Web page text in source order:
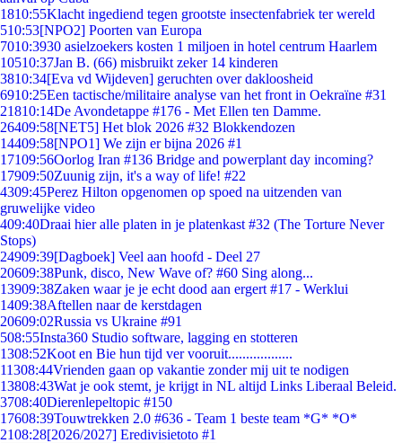
1810:55Klacht ingediend tegen grootste insectenfabriek ter wereld
510:53[NPO2] Poorten van Europa
7010:3930 asielzoekers kosten 1 miljoen in hotel centrum Haarlem
10510:37Jan B. (66) misbruikt zeker 14 kinderen
3810:34[Eva vd Wijdeven] geruchten over dakloosheid
6910:25Een tactische/militaire analyse van het front in Oekraïne #31
21810:14De Avondetappe #176 - Met Ellen ten Damme.
26409:58[NET5] Het blok 2026 #32 Blokkendozen
14409:58[NPO1] We zijn er bijna 2026 #1
17109:56Oorlog Iran #136 Bridge and powerplant day incoming?
17909:50Zuunig zijn, it's a way of life! #22
4309:45Perez Hilton opgenomen op spoed na uitzenden van
gruwelijke video
409:40Draai hier alle platen in je platenkast #32 (The Torture Never
Stops)
24909:39[Dagboek] Veel aan hoofd - Deel 27
20609:38Punk, disco, New Wave of? #60 Sing along...
13909:38Zaken waar je je echt dood aan ergert #17 - Werklui
1409:38Aftellen naar de kerstdagen
20609:02Russia vs Ukraine #91
508:55Insta360 Studio software, lagging en stotteren
1308:52Koot en Bie hun tijd ver vooruit..................
11308:44Vrienden gaan op vakantie zonder mij uit te nodigen
13808:43Wat je ook stemt, je krijgt in NL altijd Links Liberaal Beleid.
3708:40Dierenlepeltopic #150
17608:39Touwtrekken 2.0 #636 - Team 1 beste team *G* *O*
2108:28[2026/2027] Eredivisietoto #1